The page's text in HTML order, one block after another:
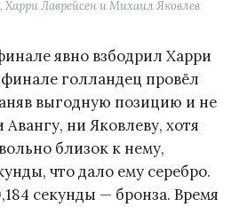
Харри Лаврейсен и Михаил Яковлев
явно взбодрил Харри
голландец провёл
выгодную позицию и не
ни Яковлеву, хотя
близок к нему,
что дало ему серебро.
секунды — бронза. Время